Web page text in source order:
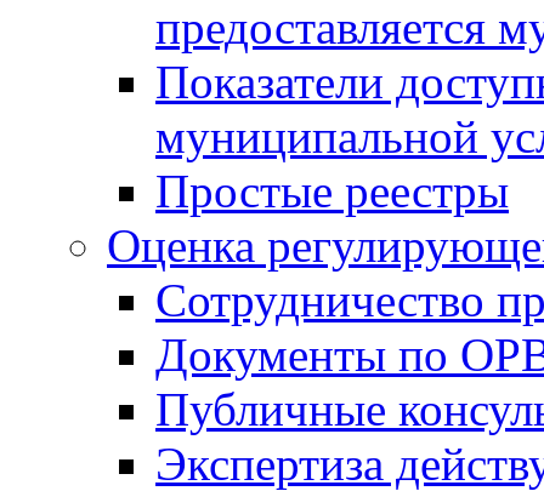
предоставляется
Показатели
муниципальной
Простые реестры
Оценка
Сотрудничество
Документы по
Публичные
Экспертиза